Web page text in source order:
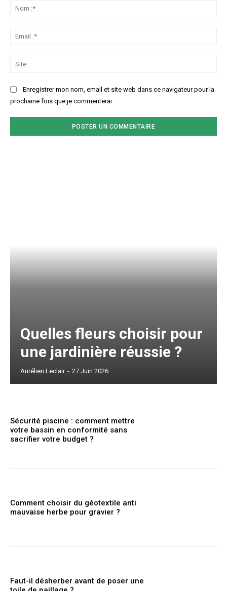
Enregistrer mon nom, email et site web dans ce navigateur pour la
prochaine fois que je commenterai.
Quelles fleurs choisir pour
une jardinière réussie ?
Aurélien Leclair - 27 Juin 2026
Sécurité piscine : comment mettre
votre bassin en conformité sans
sacrifier votre budget ?
Comment choisir du géotextile anti
mauvaise herbe pour gravier ?
Faut-il désherber avant de poser une